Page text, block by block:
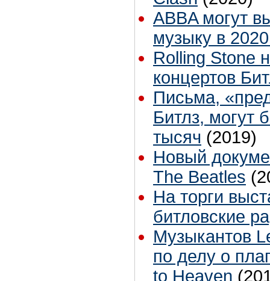
ABBA могут
музыку в
Rolling Stone
концертов
Письма,
Битлз, могут
тысяч (2019)
Новый
The Beatles
На торги
битловские
Музыкантов
по делу о
to Heaven